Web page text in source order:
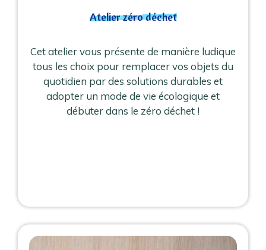
Atelier zéro déchet
Cet atelier vous présente de manière ludique
tous les choix pour remplacer vos objets du
quotidien par des solutions durables et
adopter un mode de vie écologique et
débuter dans le zéro déchet !